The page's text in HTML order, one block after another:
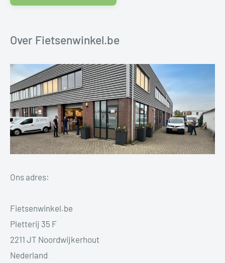
Over Fietsenwinkel.be
Ons adres:
Fietsenwinkel.be
Pletterij 35 F
2211 JT Noordwijkerhout
Nederland